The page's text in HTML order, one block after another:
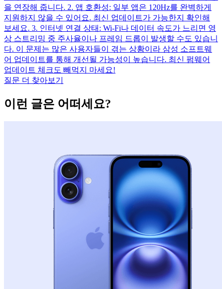
을 연장해 줍니다. 2. 앱 호환성: 일부 앱은 120Hz를 완벽하게
지원하지 않을 수 있어요. 최신 업데이트가 가능한지 확인해
보세요. 3. 인터넷 연결 상태: Wi-Fi나 데이터 속도가 느리면 영
상 스트리밍 중 주사율이나 프레임 드롭이 발생할 수도 있습니
다. 이 문제는 많은 사용자들이 겪는 상황이라 삼성 소프트웨
어 업데이트를 통해 개선될 가능성이 높습니다. 최신 펌웨어
업데이트 체크도 빼먹지 마세요!
질문 더 찾아보기
이런 글은 어떠세요?